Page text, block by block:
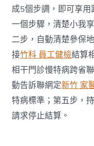
成5個步調，即可享
一個步驟，清楚小我
二步，自動清楚參保
接竹科 員工健檢結算
相干門診慢特病跨省
動告訴聯網定新竹 家
特病標準；第五步，
請求停止結算。